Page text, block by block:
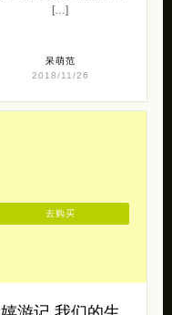
[…]
呆萌范
2018/11/26
去购买